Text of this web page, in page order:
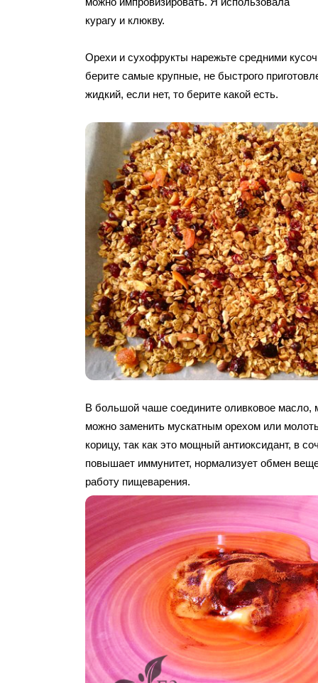
курагу и клюкву.
Орехи и сухофрукты нарежьте средними
берите самые крупные, не быстрого
жидкий, если нет, то берите какой есть.
В большой чаше соедините оливковое масло,
можно заменить мускатным орехом или
корицу, так как это мощный антиоксидант, в
повышает иммунитет, нормализует обмен
работу пищеварения.